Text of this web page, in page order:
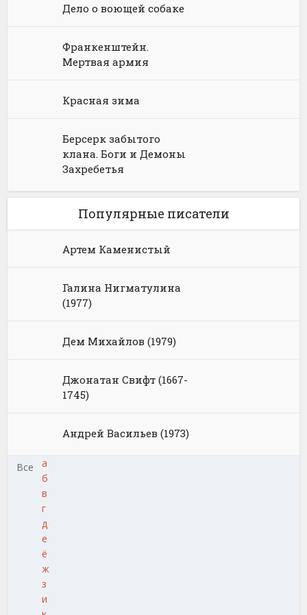
Дело о воющей собаке
Франкенштейн.
Мертвая армия
Красная зима
Берсерк забытого
клана. Боги и Демоны
Захребетья
Популярные писатели
Артем Каменистый
Галина Нигматулина
(1977)
Дем Михайлов (1979)
Джонатан Свифт (1667-
1745)
Андрей Васильев (1973)
Все
а
б
в
г
д
е
ё
ж
з
и